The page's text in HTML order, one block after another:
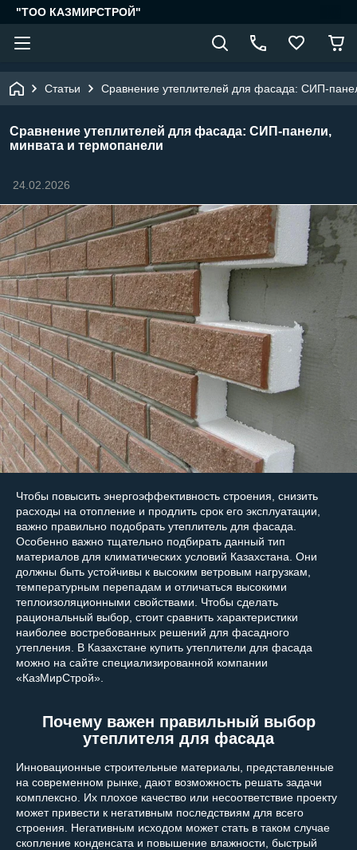
"ТОО КАЗМИРСТРОЙ"
Статьи Сравнение утеплителей для фасада: СИП-
Сравнение утеплителей для фасада: СИП-панели,
минвата и термопанели
24.02.2026
Чтобы повысить энергоэффективность строения, снизить
расходы на отопление и продлить срок его эксплуатации,
важно правильно подобрать утеплитель для фасада.
Особенно важно тщательно подбирать данный тип
материалов для климатических условий Казахстана. Они
должны быть устойчивы к высоким ветровым нагрузкам,
температурным перепадам и отличаться высокими
теплоизоляционными свойствами. Чтобы сделать
рациональный выбор, стоит сравнить характеристики
наиболее востребованных решений для фасадного
утепления. В Казахстане купить утеплители для фасада
можно на сайте специализированной компании
«КазМирСтрой».
Почему важен правильный выбор
утеплителя для фасада
Инновационные строительные материалы, представленные
на современном рынке, дают возможность решать задачи
комплексно. Их плохое качество или несоответствие проекту
может привести к негативным последствиям для всего
строения. Негативным исходом может стать в таком случае
скопление конденсата и повышение влажности, быстрый